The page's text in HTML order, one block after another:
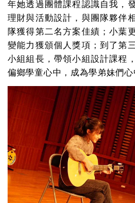
年她透過團體課程認識自我，
理財與活動設計，與團隊夥伴
隊獲得第二名方案佳績；小葉
變能力獲頒個人獎項；到了第
小組組長，帶領小組設計課程
偏鄉學童心中，成為學弟妹們心